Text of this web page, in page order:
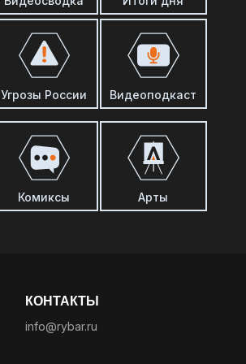
Угрозы России Видеоподкаст
Комиксы Арты
КОНТАКТЫ
info@rybar.ru